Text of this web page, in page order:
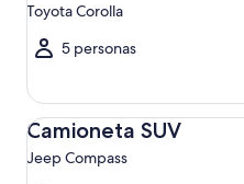
Toyota Corolla
5 personas
Camioneta SUV
Jeep Compass
Camioneta SUV Jeep